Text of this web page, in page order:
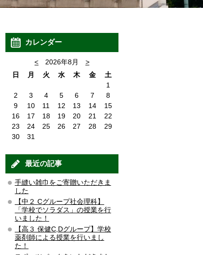
カレンダー
< 2026年8月
>
日
月 火 水 木 金
土
1
2
3 4 5 6 7
8
9
10 11 12 13 14
15
16
17 18 19 20 21
22
23
24 25 26 27 28
29
30
31
最近の記事
手縫い雑巾をご寄贈いただきま
した
【中２ Cグループ社会理科】
「学校でソラダス」の授業を行
いました！
【高３ 保健C,Dグループ】学校
薬剤師による授業を行いまし
た！